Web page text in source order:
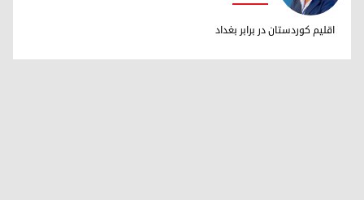
دکتر ابراهیم خالد
اقلیم کوردستان در برابر بغداد